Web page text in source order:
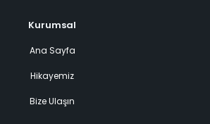
Kurumsal
Ana Sayfa
Hikayemiz
Bize Ulaşın